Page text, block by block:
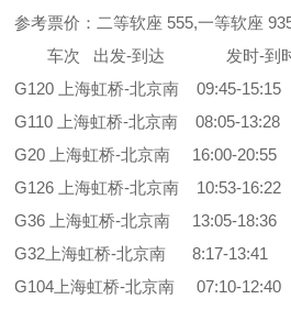
参考票价：二等软座 555,一等软座
车次 出发-到达 发时-
G120 上海虹桥-北京南 09:45-
G110 上海虹桥-北京南 08:05-
G20 上海虹桥-北京南 16:00-
G126 上海虹桥-北京南 10:53-
G36 上海虹桥-北京南 13:05-
G32上海虹桥-北京南 8:17-
G104上海虹桥-北京南 07:10-